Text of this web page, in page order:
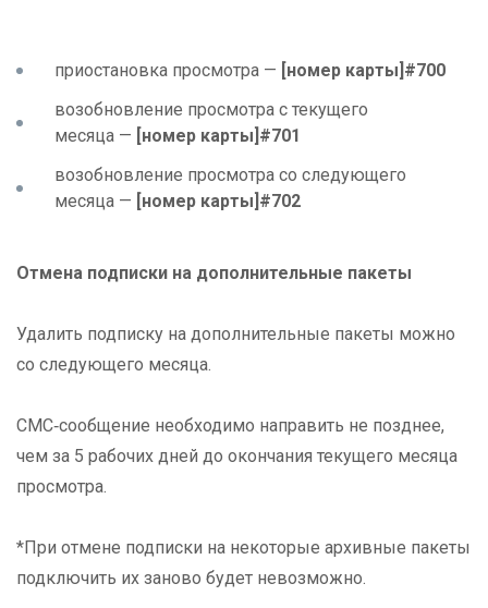
приостановка просмотра — [номер карты]#700
возобновление просмотра с текущего
месяца — [номер карты]#701
возобновление просмотра со следующего
месяца — [номер карты]#702
Отмена подписки на дополнительные пакеты
Удалить подписку на дополнительные пакеты можно
со следующего месяца.
СМС‑сообщение необходимо направить не позднее,
чем за 5 рабочих дней до окончания текущего месяца
просмотра.
*При отмене подписки на некоторые архивные пакеты
подключить их заново будет невозможно.